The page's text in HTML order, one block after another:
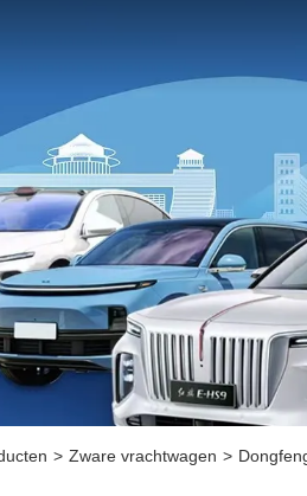
> Zware vrachtwagen >